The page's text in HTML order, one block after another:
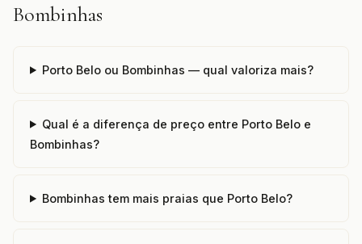
Bombinhas
Porto Belo ou Bombinhas — qual valoriza mais?
Qual é a diferença de preço entre Porto Belo e
Bombinhas?
Bombinhas tem mais praias que Porto Belo?